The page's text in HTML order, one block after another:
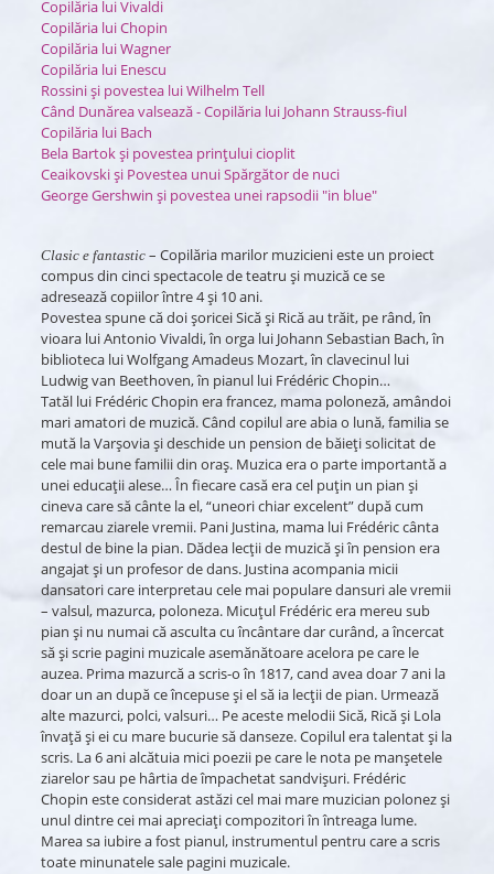
Copilăria lui Vivaldi
Copilăria lui Chopin
Copilăria lui Wagner
Copilăria lui Enescu
Rossini și povestea lui Wilhelm Tell
Când Dunărea valsează - Copilăria lui Johann Strauss-fiul
Copilăria lui Bach
Bela Bartok și povestea prințului cioplit
Ceaikovski și Povestea unui Spărgător de nuci
George Gershwin și povestea unei rapsodii "in blue"
Clasic e fantastic– Copilăria marilor muzicieni este un proiect
compus din cinci spectacole de teatru şi muzică ce se
adresează copiilor între 4 şi 10 ani.
Povestea spune că doi şoricei Sică şi Rică au trăit, pe rând, în
vioara lui Antonio Vivaldi, în orga lui Johann Sebastian Bach, în
biblioteca lui Wolfgang Amadeus Mozart, în clavecinul lui
Ludwig van Beethoven, în pianul lui Frédéric Chopin…
Tatăl lui Frédéric Chopin era francez, mama poloneză, amândoi
mari amatori de muzică. Când copilul are abia o lună, familia se
mută la Varşovia şi deschide un pension de băieţi solicitat de
cele mai bune familii din oraş. Muzica era o parte importantă a
unei educaţii alese… În fiecare casă era cel puţin un pian şi
cineva care să cânte la el, “uneori chiar excelent” după cum
remarcau ziarele vremii. Pani Justina, mama lui Frédéric cânta
destul de bine la pian. Dădea lecţii de muzică şi în pension era
angajat şi un profesor de dans. Justina acompania micii
dansatori care interpretau cele mai populare dansuri ale vremii
– valsul, mazurca, poloneza. Micuţul Frédéric era mereu sub
pian şi nu numai că asculta cu încântare dar curând, a încercat
să şi scrie pagini muzicale asemănătoare acelora pe care le
auzea. Prima mazurcă a scris-o în 1817, cand avea doar 7 ani la
doar un an după ce începuse şi el să ia lecţii de pian. Urmează
alte mazurci, polci, valsuri… Pe aceste melodii Sică, Rică şi Lola
învaţă şi ei cu mare bucurie să danseze. Copilul era talentat şi la
scris. La 6 ani alcătuia mici poezii pe care le nota pe manşetele
ziarelor sau pe hârtia de împachetat sandvişuri. Frédéric
Chopin este considerat astăzi cel mai mare muzician polonez şi
unul dintre cei mai apreciaţi compozitori în întreaga lume.
Marea sa iubire a fost pianul, instrumentul pentru care a scris
toate minunatele sale pagini muzicale.